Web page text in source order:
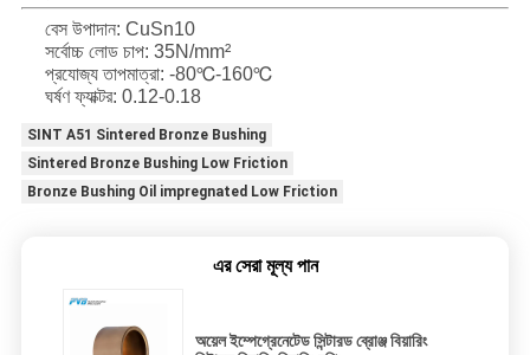
বেস উপাদান: CuSn10
সর্বোচ্চ লোড চাপ: 35N/mm²
প্রযোজ্য তাপমাত্রা: -80℃-160℃
ঘর্ষণ ফ্যাক্টর: 0.12-0.18
SINT A51 Sintered Bronze Bushing
Sintered Bronze Bushing Low Friction
Bronze Bushing Oil impregnated Low Friction
এর সেরা মূল্য পান
অয়েল ইম্পেগ্রেনেটেড সিন্টারড ব্রোঞ্জ বিয়ারিং